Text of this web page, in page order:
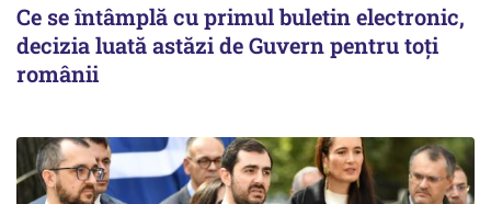
Ce se întâmplă cu primul buletin electronic,
decizia luată astăzi de Guvern pentru toți
românii